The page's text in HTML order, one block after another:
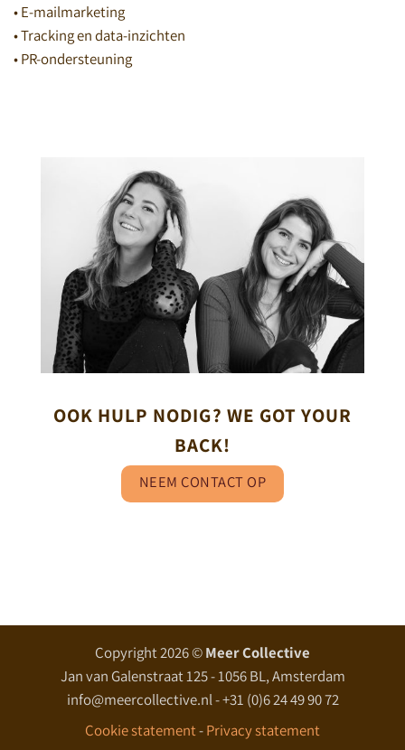
• E-mailmarketing
• Tracking en data-inzichten
• PR-ondersteuning
OOK HULP NODIG? WE GOT YOUR
BACK!
NEEM CONTACT OP
Copyright 2026 ©Meer Collective
Jan van Galenstraat 125 - 1056 BL, Amsterdam
info@meercollective.nl - +31 (0)6 24 49 90 72
Cookie statement-Privacy statement